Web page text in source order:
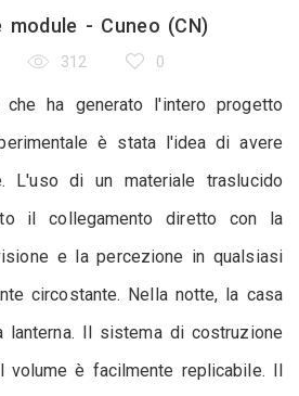
module - Cuneo (CN)
312 0
ha generato l'intero progetto
è stata l'idea di avere
L'uso di un materiale traslucido
il collegamento diretto con la
e la percezione in qualsiasi
circostante. Nella notte, la casa
lanterna. Il sistema di costruzione
è facilmente replicabile. Il